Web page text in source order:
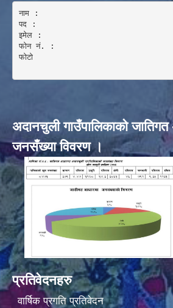
नाम :
पद :
इमेल :
फोन नं. :
फोटो
अदानचुली गाउँपालिकाकाे
जनसँख्या विवरण ।
प्रतिवेदनहरु
वार्षिक प्रगति प्रतिवेदन